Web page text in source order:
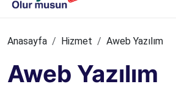
Anasayfa Hizmet Aweb Yazılım
Aweb Yazılım